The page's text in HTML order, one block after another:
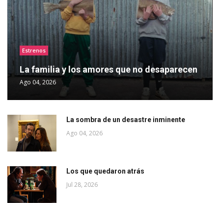
Estrenos
La familia y los amores que no desaparecen
Ago 04, 2026
La sombra de un desastre inminente
Ago 04, 2026
Los que quedaron atrás
Jul 28, 2026